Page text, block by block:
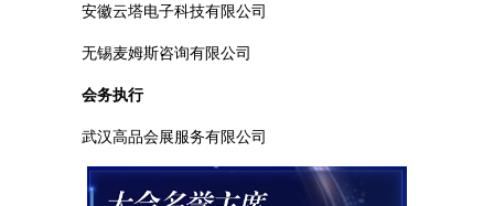
安徽云塔电子科技有限公司
无锡麦姆斯咨询有限公司
会务执行
武汉高品会展服务有限公司